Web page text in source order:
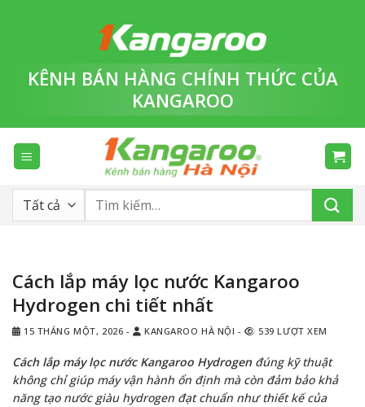
dungKÊNH BÁN HÀNG CHÍNH THỨC CỦA
KANGAROO
Tìm
Cách lắp máy lọc nước Kangaroo
Hydrogen chi tiết nhất
15 THÁNG MỘT, 2026 - KANGAROO HÀ NỘI - 539 LƯỢT XEM
Cách lắp máy lọc nước Kangaroo Hydrogen đúng kỹ thuật
không chỉ giúp máy vận hành ổn định mà còn đảm bảo khả
năng tạo nước giàu hydrogen đạt chuẩn như thiết kế của